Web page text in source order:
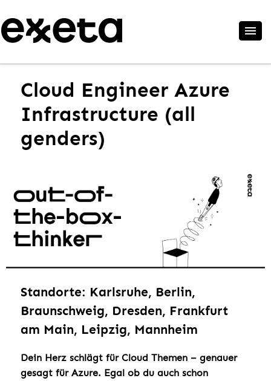
Cloud Engineer Azure
Infrastructure (all
genders)
Standorte: Karlsruhe, Berlin,
Braunschweig, Dresden, Frankfurt
am Main, Leipzig, Mannheim
Dein Herz schlägt für Cloud Themen – genauer
gesagt für Azure. Egal ob du auch schon